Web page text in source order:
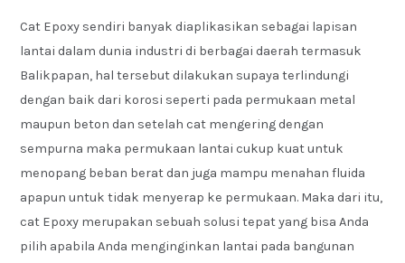
Cat Epoxy sendiri banyak diaplikasikan sebagai lapisan
lantai dalam dunia industri di berbagai daerah termasuk
Balikpapan, hal tersebut dilakukan supaya terlindungi
dengan baik dari korosi seperti pada permukaan metal
maupun beton dan setelah cat mengering dengan
sempurna maka permukaan lantai cukup kuat untuk
menopang beban berat dan juga mampu menahan fluida
apapun untuk tidak menyerap ke permukaan. Maka dari itu,
cat Epoxy merupakan sebuah solusi tepat yang bisa Anda
pilih apabila Anda menginginkan lantai pada bangunan